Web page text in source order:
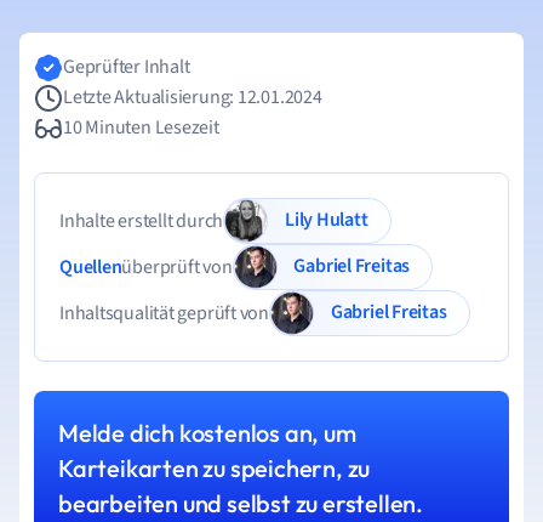
Geprüfter Inhalt
Letzte Aktualisierung: 12.01.2024
10 Minuten Lesezeit
Inhalte erstellt durch
Lily Hulatt
Quellenüberprüft von
Gabriel Freitas
Inhaltsqualität geprüft von
Gabriel Freitas
Melde dich kostenlos an, um
Karteikarten zu speichern, zu
bearbeiten und selbst zu erstellen.